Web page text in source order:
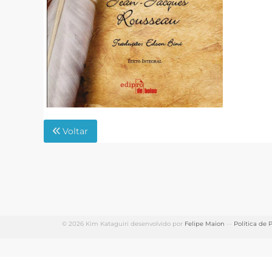
Voltar
© 2026 Kim Kataguiri desenvolvido por Felipe Maion ··· Política de